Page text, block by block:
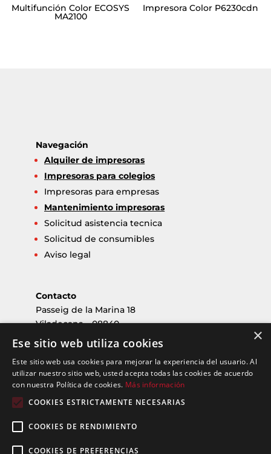
Multifunción Color ECOSYS
MA2100
Impresora Color P6230cdn
Navegación
Alquiler de impresoras
Impresoras para colegios
Impresoras para empresas
Mantenimiento impresoras
Solicitud asistencia tecnica
Solicitud de consumibles
Aviso legal
Contacto
Passeig de la Marina 18
Viladecans – 08840
Barcelona
Tlf: 936 47 32 25
Horario
Mañanas: 08:30 a 14:00
×
Ese sitio web utiliza cookies
Este sitio web usa cookies para mejorar la experiencia del usuario. Al
utilizar nuestro sitio web, usted acepta todas las cookies de acuerdo
con nuestra Política de cookies. Más información
COOKIES ESTRICTAMENTE NECESARIAS
COOKIES DE RENDIMIENTO
COOKIES DE PREFERENCIAS